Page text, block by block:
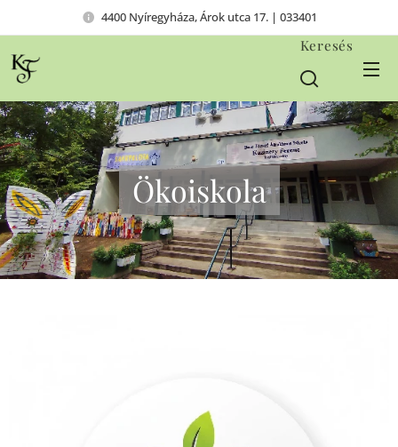
4400 Nyíregyháza, Árok utca 17. | 033401
Keresés
Ökoiskola